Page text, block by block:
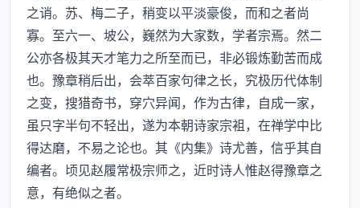
之诮。苏、梅二子，稍变以平淡豪俊，而和之者尚
寡。至六一、坡公，巍然为大家数，学者宗焉。然二
公亦各极其天才笔力之所至而已，非必锻炼勤苦而成
也。豫章稍后出，会萃百家句律之长，究极历代体制
之变，搜猎奇书，穿穴异闻，作为古律，自成一家，
虽只字半句不轻出，遂为本朝诗家宗袓，在禅学中比
得达磨，不易之论也。其《内集》诗尤善，信乎其自
编者。顷见赵履常极宗师之，近时诗人惟赵得豫章之
意，有绝似之者。